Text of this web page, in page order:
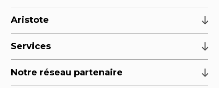
Aristote
Services
Notre réseau partenaire